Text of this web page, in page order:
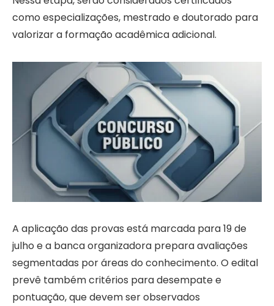
como especializações, mestrado e doutorado para
valorizar a formação acadêmica adicional.
A aplicação das provas está marcada para 19 de
julho e a banca organizadora prepara avaliações
segmentadas por áreas do conhecimento. O edital
prevê também critérios para desempate e
pontuação, que devem ser observados